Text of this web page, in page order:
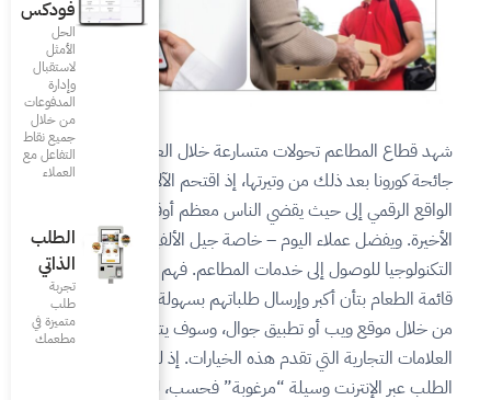
فودكس
الحل
الأمثل
لاستقبال
وإدارة
التفاعل مع
العملاء
الطلب
الذاتي
تجربة
طلب
متميزة في
مطعمك‎
خلال العقد الماضي، وزادت
إذ اقتحم الآلاف من المطاعم
معظم أوقاتهم في الآونة
جيل الألفية – استخدام
فهم يرغبون بتصفح
بسهولة عبر الإنترنت سواء
وسوف يتفاعلون أكثر مع
الخيارات. إذ لم تعد منصات
فحسب، لكنها انتقلت إلى